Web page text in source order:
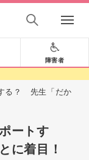
障害者
る？ 先生「だか
ートす
に着目！